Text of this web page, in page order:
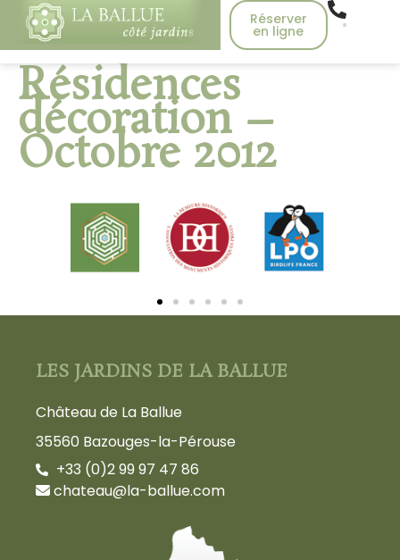
Réserver
en ligne
Résidences
décoration –
Octobre 2012
LES JARDINS DE LA BALLUE
Château de La Ballue
35560 Bazouges-la-Pérouse
+33 (0)2 99 97 47 86
chateau@la-ballue.com